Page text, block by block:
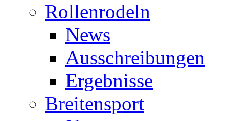
Rollenrodeln
News
Ausschreibungen
Ergebnisse
Breitensport